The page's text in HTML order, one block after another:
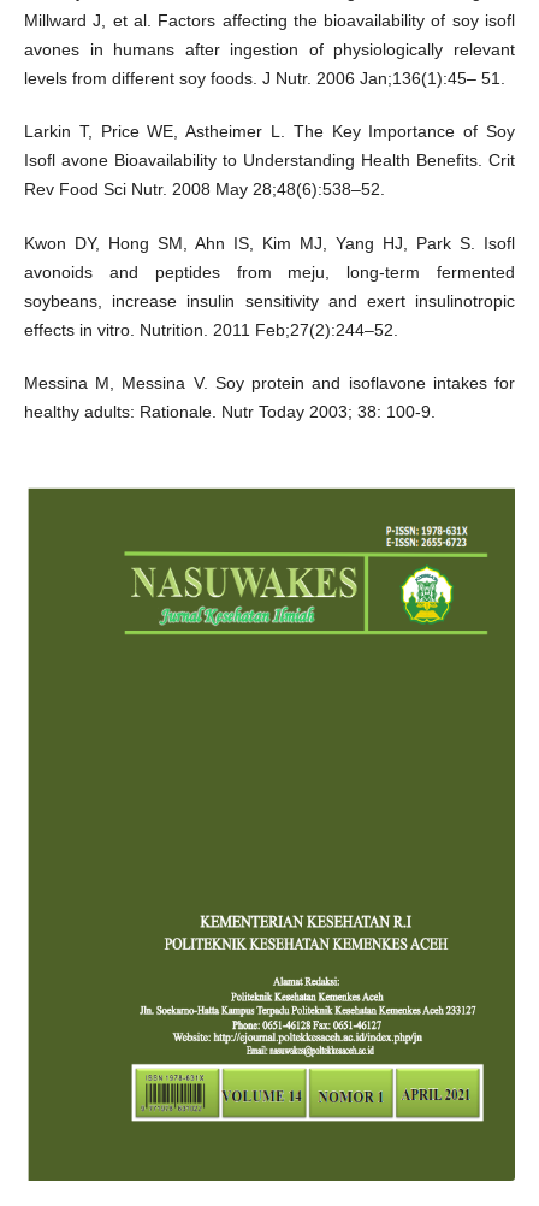
Millward J, et al. Factors affecting the bioavailability of soy isofl
avones in humans after ingestion of physiologically relevant
levels from different soy foods. J Nutr. 2006 Jan;136(1):45– 51.
Larkin T, Price WE, Astheimer L. The Key Importance of Soy
Isofl avone Bioavailability to Understanding Health Benefits. Crit
Rev Food Sci Nutr. 2008 May 28;48(6):538–52.
Kwon DY, Hong SM, Ahn IS, Kim MJ, Yang HJ, Park S. Isofl
avonoids and peptides from meju, long-term fermented
soybeans, increase insulin sensitivity and exert insulinotropic
effects in vitro. Nutrition. 2011 Feb;27(2):244–52.
Messina M, Messina V. Soy protein and isoflavone intakes for
healthy adults: Rationale. Nutr Today 2003; 38: 100-9.